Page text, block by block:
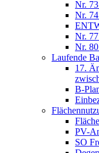
Nr.
Nr.
Nr.
Nr.
Laufende
17.
B-
PV-
SO